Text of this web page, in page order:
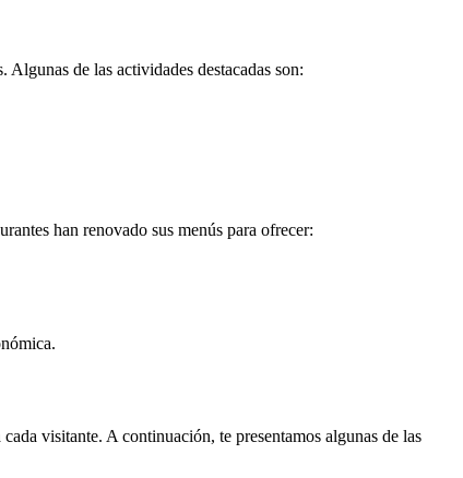
de las actividades destacadas son:
han renovado sus menús para ofrecer:
visitante. A continuación, te presentamos algunas de las